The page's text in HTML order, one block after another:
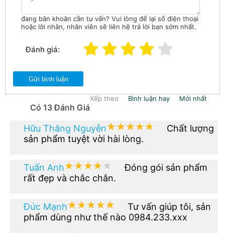
đang băn khoăn cần tư vấn? Vui lòng để lại số điện thoại
hoặc lời nhắn, nhân viên sẽ liên hệ trả lời bạn sớm nhất.
Đánh giá:
Gửi bình luận
Có 13 Đánh Giá
Xếp theo Bình luận hay Mới nhất
Hữu Thăng Nguyễn★★★★★
★★★★★
Chất lượng
sản phẩm tuyệt vời hài lòng.
Tuấn Anh★★★★★
★★★★★
Đóng gói sản phẩm
rất đẹp và chắc chắn.
Đức Mạnh★★★★★
★★★★★
Tư vấn giúp tôi, sản
phẩm dùng như thế nào 0984.233.xxx